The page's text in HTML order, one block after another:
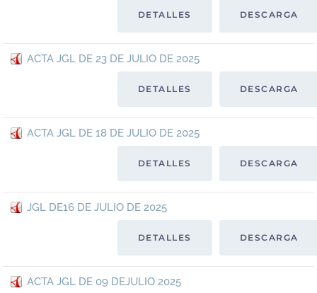
DESCARGA
DETALLES
ACTA JGL DE 23 DE JULIO DE 2025
DESCARGA
DETALLES
ACTA JGL DE 18 DE JULIO DE 2025
DESCARGA
DETALLES
JGL DE16 DE JULIO DE 2025
DESCARGA
DETALLES
ACTA JGL DE 09 DEJULIO 2025